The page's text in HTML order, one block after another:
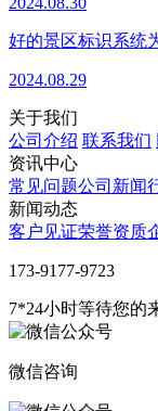
好的景区标识系统
2024.08.29
关于我们
公司介绍 联系我们
资讯中心
常见问题公司新闻
新闻动态
客户见证荣誉资质
‭173-9177-9723
7*24小时等待您的
微信咨询